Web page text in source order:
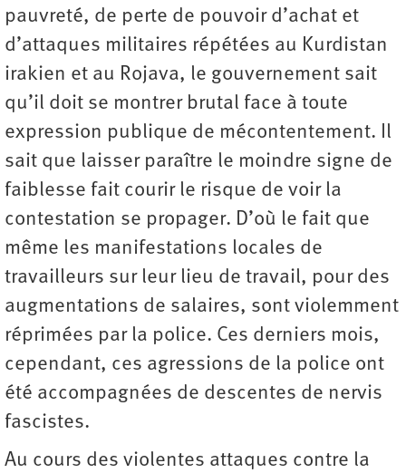
pauvreté, de perte de pouvoir d’achat et
d’attaques militaires répétées au Kurdistan
irakien et au Rojava, le gouvernement sait
qu’il doit se montrer brutal face à toute
expression publique de mécontentement. Il
sait que laisser paraître le moindre signe de
faiblesse fait courir le risque de voir la
contestation se propager. D’où le fait que
même les manifestations locales de
travailleurs sur leur lieu de travail, pour des
augmentations de salaires, sont violemment
réprimées par la police. Ces derniers mois,
cependant, ces agressions de la police ont
été accompagnées de descentes de nervis
fascistes.
Au cours des violentes attaques contre la